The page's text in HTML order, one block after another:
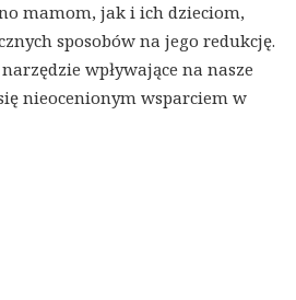
mamom, jak i ich dzieciom,
sposobów na jego redukcję.
wpływające na nasze
nieocenionym wsparciem w